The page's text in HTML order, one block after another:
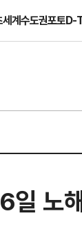
세계수도권포토D-
노